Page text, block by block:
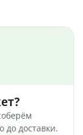
доставки.